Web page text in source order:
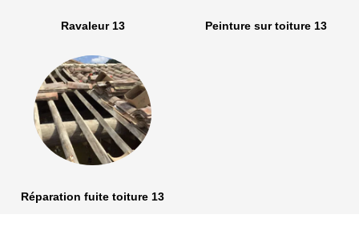
Ravaleur 13 Peinture sur toiture 13
Réparation fuite toiture 13